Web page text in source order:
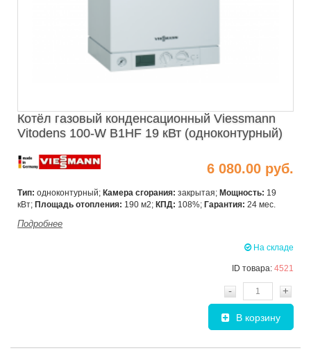
Котёл газовый конденсационный Viessmann
Vitodens 100-W B1HF 19 кВт (одноконтурный)
6 080.00 руб.
Тип: одноконтурный; Камера сгорания: закрытая; Мощность: 19
кВт; Площадь отопления: 190 м2; КПД: 108%; Гарантия: 24 мес.
Подробнее
На складе
ID товара: 4521
- +
В корзину